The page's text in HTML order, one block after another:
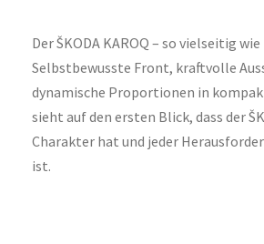
Der ŠKODA KAROQ – so vielseitig wie
Selbstbewusste Front, kraftvolle
dynamische Proportionen in
sieht auf den ersten Blick, dass der
Charakter hat und jeder
ist.